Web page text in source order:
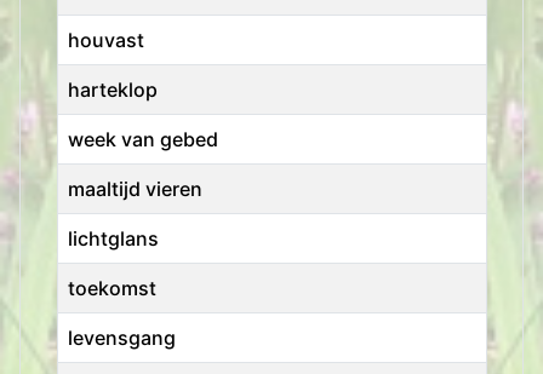
houvast
harteklop
week van gebed
maaltijd vieren
lichtglans
toekomst
levensgang